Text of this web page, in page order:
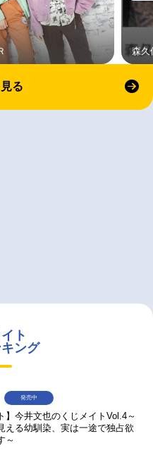
森久
る
ト
ング
】今井文也のくじメイトVol.4～
える幼馴染、実は一途で独占欲
～
発売中